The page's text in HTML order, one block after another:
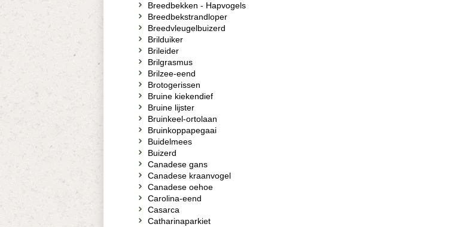
Breedbekken - Hapvogels
Breedbekstrandloper
Breedvleugelbuizerd
Brilduiker
Brileider
Brilgrasmus
Brilzee-eend
Brotogerissen
Bruine kiekendief
Bruine lijster
Bruinkeel-ortolaan
Bruinkoppapegaai
Buidelmees
Buizerd
Canadese gans
Canadese kraanvogel
Canadese oehoe
Carolina-eend
Casarca
Catharinaparkiet